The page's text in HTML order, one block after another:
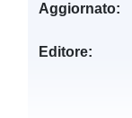
Aggiornato:
Editore: